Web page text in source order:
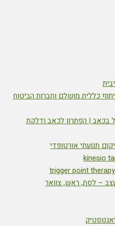
כללית מושלם וחברות הביטוח
בכאב | הפתרון לכאב ודלקת
תנועתי אורטופדי
– לסת, ראש, צוואר